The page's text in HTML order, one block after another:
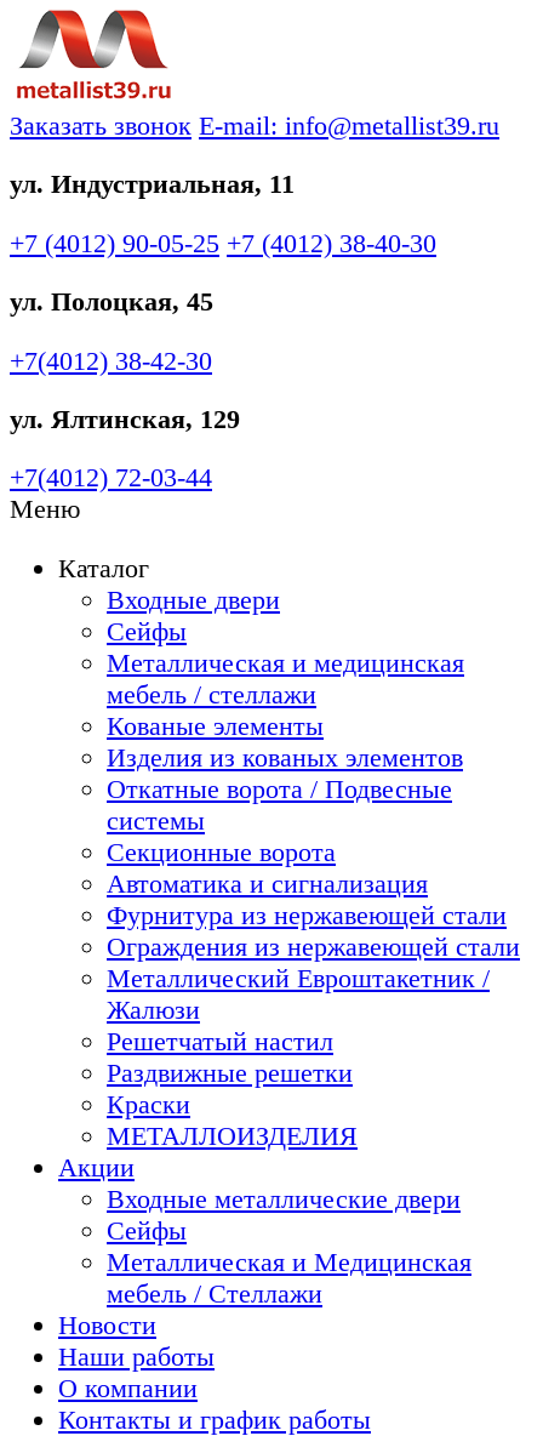
Заказать звонок E-mail: info@metallist39.ru
ул. Индустриальная, 11
+7 (4012) 90-05-25 +7 (4012) 38-40-30
ул. Полоцкая, 45
+7(4012) 38-42-30
ул. Ялтинская, 129
+7(4012) 72-03-44
Меню
Каталог
Входные двери
Сейфы
Металлическая и медицинская
мебель / стеллажи
Кованые элементы
Изделия из кованых элементов
Откатные ворота / Подвесные
системы
Секционные ворота
Автоматика и сигнализация
Фурнитура из нержавеющей стали
Ограждения из нержавеющей стали
Металлический Евроштакетник /
Жалюзи
Решетчатый настил
Раздвижные решетки
Краски
МЕТАЛЛОИЗДЕЛИЯ
Акции
Входные металлические двери
Сейфы
Металлическая и Медицинская
мебель / Стеллажи
Новости
Наши работы
О компании
Контакты и график работы